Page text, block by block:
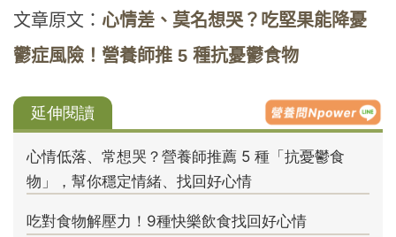
文章原文： 心情差、莫名想哭？吃堅果能降憂
鬱症風險！營養師推 5 種抗憂鬱食物